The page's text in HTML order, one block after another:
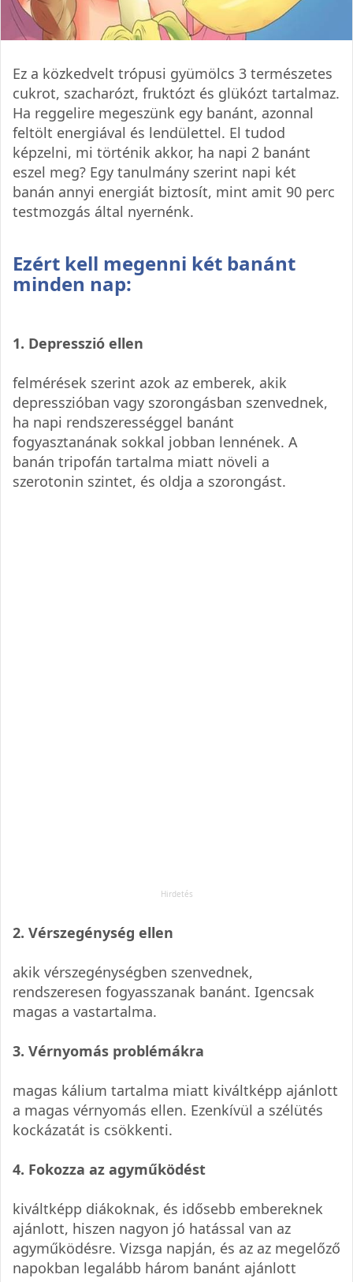
Ez a közkedvelt trópusi gyümölcs 3 természetes
cukrot, szacharózt, fruktózt és glükózt tartalmaz.
Ha reggelire megeszünk egy banánt, azonnal
feltölt energiával és lendülettel. El tudod
képzelni, mi történik akkor, ha napi 2 banánt
eszel meg? Egy tanulmány szerint napi két
banán annyi energiát biztosít, mint amit 90 perc
testmozgás által nyernénk.
Ezért kell megenni két banánt
minden nap:
1. Depresszió ellen
felmérések szerint azok az emberek, akik
depresszióban vagy szorongásban szenvednek,
ha napi rendszerességgel banánt
fogyasztanának sokkal jobban lennének. A
banán tripofán tartalma miatt növeli a
szerotonin szintet, és oldja a szorongást.
2. Vérszegénység ellen
akik vérszegénységben szenvednek,
rendszeresen fogyasszanak banánt. Igencsak
magas a vastartalma.
3. Vérnyomás problémákra
magas kálium tartalma miatt kiváltképp ajánlott
a magas vérnyomás ellen. Ezenkívül a szélütés
kockázatát is csökkenti.
4. Fokozza az agyműködést
kiváltképp diákoknak, és idősebb embereknek
ajánlott, hiszen nagyon jó hatással van az
agyműködésre. Vizsga napján, és az az megelőző
napokban legalább három banánt ajánlott